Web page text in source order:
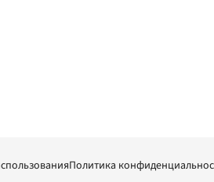
Политика